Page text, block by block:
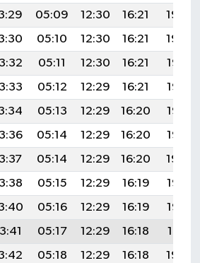
05:09 12:30 16:21
19:40
05:10 12:30 16:21
19:39
05:11 12:30 16:21
19:38
05:12 12:29 16:21
19:37
05:13 12:29 16:20
19:36
05:14 12:29 16:20
19:35
05:14 12:29 16:20
19:34
05:15 12:29 16:19
19:33
05:16 12:29 16:19
19:32
05:17 12:29 16:18
19:31
05:18 12:29 16:18
19:30